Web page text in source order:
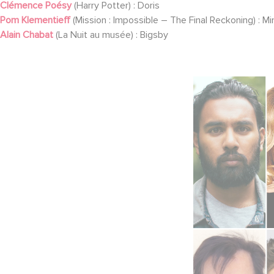
Clémence Poésy(Harry Potter) : Doris
Pom Klementieff(Mission : Impossible – The Final Reckoning) :
Alain Chabat (La Nuit au musée) : Bigsby